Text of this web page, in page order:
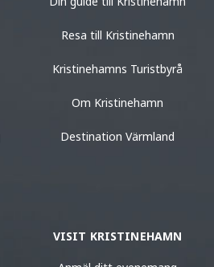
Resa till Kristinehamn
Kristinehamns Turistbyrå
Om Kristinehamn
Destination Värmland
VISIT KRISTINEHAMN